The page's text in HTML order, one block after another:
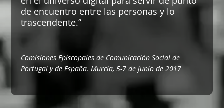
de encuentro entre las personas y lo
trascendente.”
Comisiones Episcopales de Comunicación Social de
Portugal y de España. Murcia, 5-7 de junio de 2017